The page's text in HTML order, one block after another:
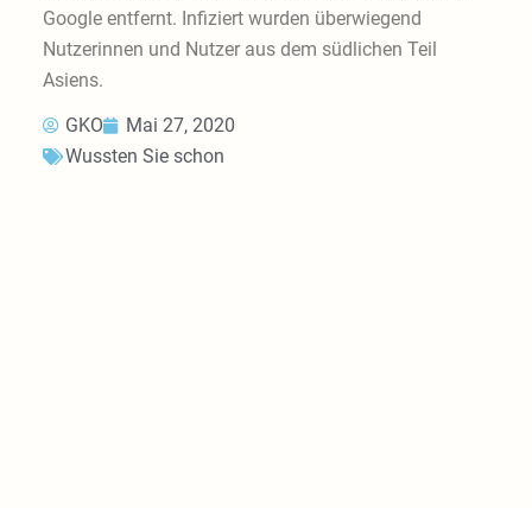
Google entfernt. Infiziert wurden überwiegend
Nutzerinnen und Nutzer aus dem südlichen Teil
Asiens.
GKO
Mai 27, 2020
Wussten Sie schon